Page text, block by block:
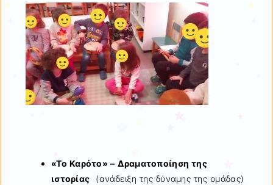
«Το Καρότο» – Δραματοποίηση της
ιστορίας (ανάδειξη της δύναμης της ομάδας)